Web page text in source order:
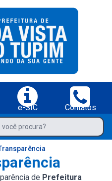
Vista do Tupim-BA
Boa Vista do Tupim-BA;
e-SIC
Contatos
de Boa Vista do Tupim-BA
procura?
do Tupim-BA
de Prefeitura